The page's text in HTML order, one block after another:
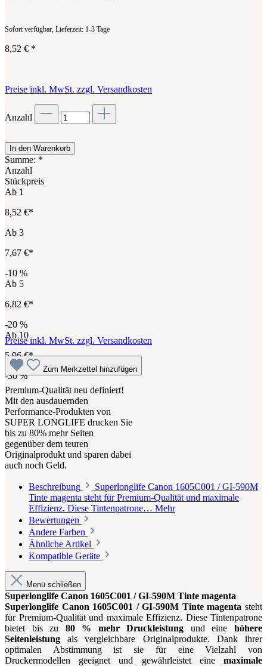
Sofort verfügbar, Lieferzeit: 1-3 Tage
8,52 € *
Preise inkl. MwSt. zzgl. Versandkosten
Anzahl
In den Warenkorb
Summe: *
Anzahl
Stückpreis
Ab 1
8,52 €*
Ab 3
7,67 €*
-10 %
Ab 5
6,82 €*
-20 %
Ab10
5,96 €*
-30%
Preise inkl. MwSt. zzgl. Versandkosten
Zum Merkzettel hinzufügen
Premium-Qualität neu definiert!
Mit den ausdauernden
Performance-Produkten von
SUPER LONGLIFE drucken Sie
bis zu 80% mehr Seiten
gegenüber dem teuren
Originalprodukt und sparen dabei
auch noch Geld.
Beschreibung
Superlonglife Canon 1605C001 / GI-590M
Tinte magenta steht für Premium-Qualität und maximale
Effizienz. Diese Tintenpatrone… Mehr
Bewertungen
Andere Farben
Ähnliche Artikel
Kompatible Geräte
Menü schließen
Superlonglife Canon 1605C001 / GI-590M Tinte magenta
Superlonglife Canon 1605C001 / GI-590M Tinte magenta steht
für Premium-Qualität und maximale Effizienz. Diese Tintenpatrone
bietet bis zu 80 % mehr Druckleistung und einehöhere
Seitenleistung als vergleichbare Originalprodukte. Dank ihrer
optimalen Abstimmung ist sie für eine Vielzahl von
Druckermodellen geeignet und gewährleistet eine maximale